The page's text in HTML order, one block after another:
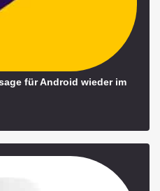
für Android wieder im